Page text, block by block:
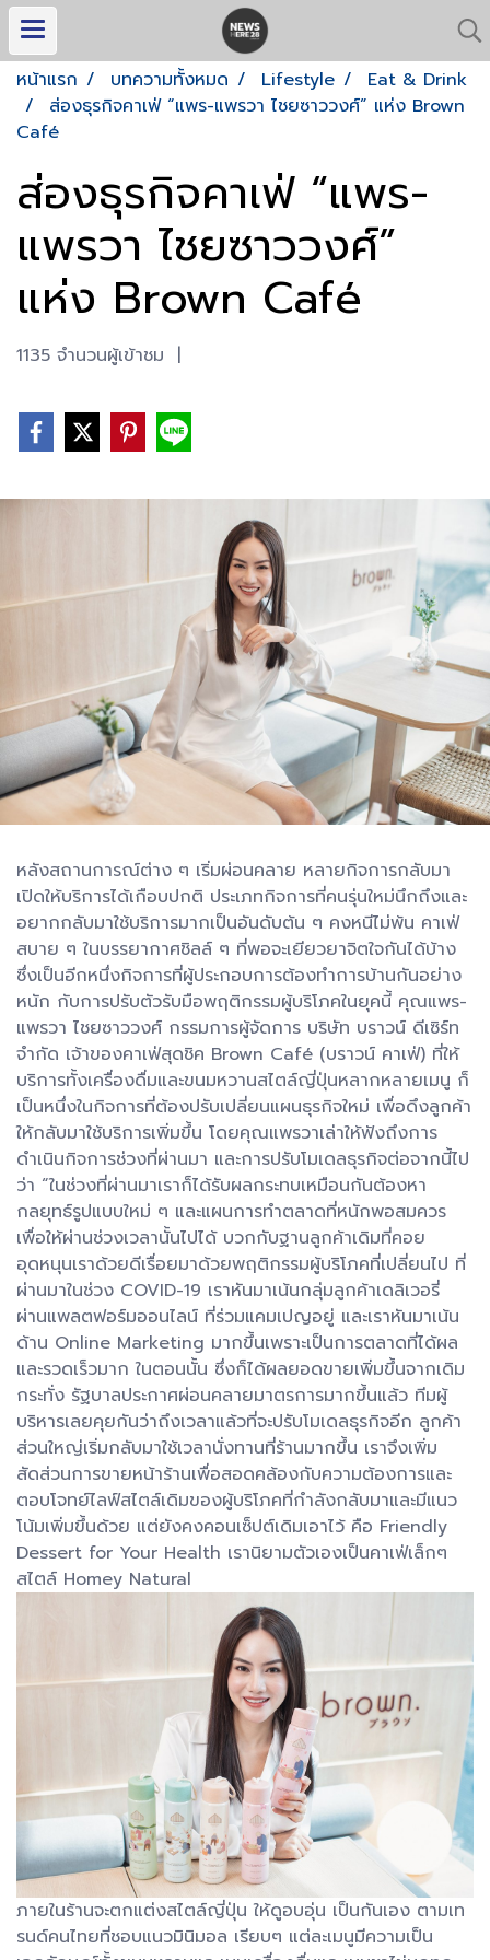
หน้าแรก บทความทั้งหมด Lifestyle
Eat & Drink
ส่องธุรกิจคาเฟ่ “แพร-แพรวา ไชยซาววงศ์” แห่ง Brown
Café
ส่องธุรกิจคาเฟ่ “แพร-
แพรวา ไชยซาววงศ์”
แห่ง Brown Café
1135 จำนวนผู้เข้าชม |
หลังสถานการณ์ต่าง ๆ เริ่มผ่อนคลาย หลายกิจการกลับมา
เปิดให้บริการได้เกือบปกติ ประเภทกิจการที่คนรุ่นใหม่นึกถึงและ
อยากกลับมาใช้บริการมากเป็นอันดับต้น ๆ คงหนีไม่พ้น คาเฟ่
สบาย ๆ ในบรรยากาศชิลล์ ๆ ที่พอจะเยียวยาจิตใจกันได้บ้าง
ซึ่งเป็นอีกหนึ่งกิจการที่ผู้ประกอบการต้องทำการบ้านกันอย่าง
หนัก กับการปรับตัวรับมือพฤติกรรมผู้บริโภคในยุคนี้ คุณแพร-
แพรวา ไชยซาววงศ์ กรรมการผู้จัดการ บริษัท บราวน์ ดีเซิร์ท
จำกัด เจ้าของคาเฟ่สุดชิค Brown Café (บราวน์ คาเฟ่) ที่ให้
บริการทั้งเครื่องดื่มและขนมหวานสไตล์ญี่ปุ่นหลากหลายเมนู ก็
เป็นหนึ่งในกิจการที่ต้องปรับเปลี่ยนแผนธุรกิจใหม่ เพื่อดึงลูกค้า
ให้กลับมาใช้บริการเพิ่มขึ้น โดยคุณแพรวาเล่าให้ฟังถึงการ
ดำเนินกิจการช่วงที่ผ่านมา และการปรับโมเดลธุรกิจต่อจากนี้ไป
ว่า “ในช่วงที่ผ่านมาเราก็ได้รับผลกระทบเหมือนกันต้องหา
กลยุทธ์รูปแบบใหม่ ๆ และแผนการทำตลาดที่หนักพอสมควร
เพื่อให้ผ่านช่วงเวลานั้นไปได้ บวกกับฐานลูกค้าเดิมที่คอย
อุดหนุนเราด้วยดีเรื่อยมาด้วยพฤติกรรมผู้บริโภคที่เปลี่ยนไป ที่
ผ่านมาในช่วง COVID-19 เราหันมาเน้นกลุ่มลูกค้าเดลิเวอรี่
ผ่านแพลตฟอร์มออนไลน์ ที่ร่วมแคมเปญอยู่ และเราหันมาเน้น
ด้าน Online Marketing มากขึ้นเพราะเป็นการตลาดที่ได้ผล
และรวดเร็วมาก ในตอนนั้น ซึ่งก็ได้ผลยอดขายเพิ่มขึ้นจากเดิม
กระทั่ง รัฐบาลประกาศผ่อนคลายมาตรการมากขึ้นแล้ว ทีมผู้
บริหารเลยคุยกันว่าถึงเวลาแล้วที่จะปรับโมเดลธุรกิจอีก ลูกค้า
ส่วนใหญ่เริ่มกลับมาใช้เวลานั่งทานที่ร้านมากขึ้น เราจึงเพิ่ม
สัดส่วนการขายหน้าร้านเพื่อสอดคล้องกับความต้องการและ
ตอบโจทย์ไลฟ์สไตล์เดิมของผู้บริโภคที่กำลังกลับมาและมีแนว
โน้มเพิ่มขึ้นด้วย แต่ยังคงคอนเซ็ปต์เดิมเอาไว้ คือ Friendly
Dessert for Your Health เรานิยามตัวเองเป็นคาเฟ่เล็กๆ
สไตล์ Homey Natural
ภายในร้านจะตกแต่งสไตล์ญี่ปุ่น ให้ดูอบอุ่น เป็นกันเอง ตามเท
รนด์คนไทยที่ชอบแนวมินิมอล เรียบๆ แต่ละเมนูมีความเป็น